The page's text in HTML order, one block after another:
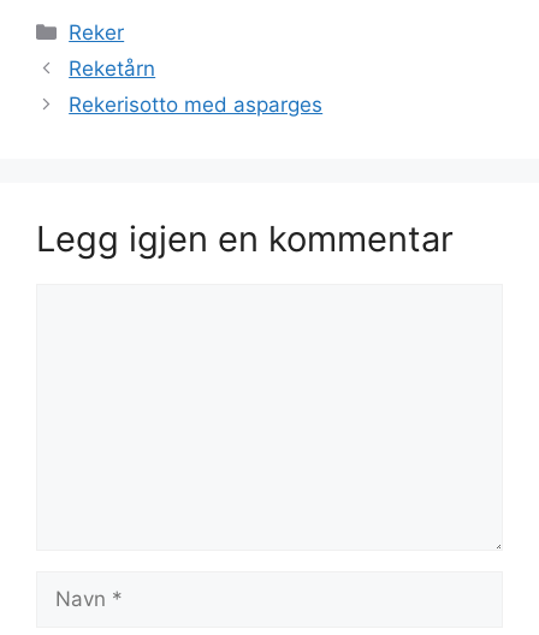
Kategorier
Reker
Reketårn
Rekerisotto med asparges
Legg igjen en kommentar
Navn